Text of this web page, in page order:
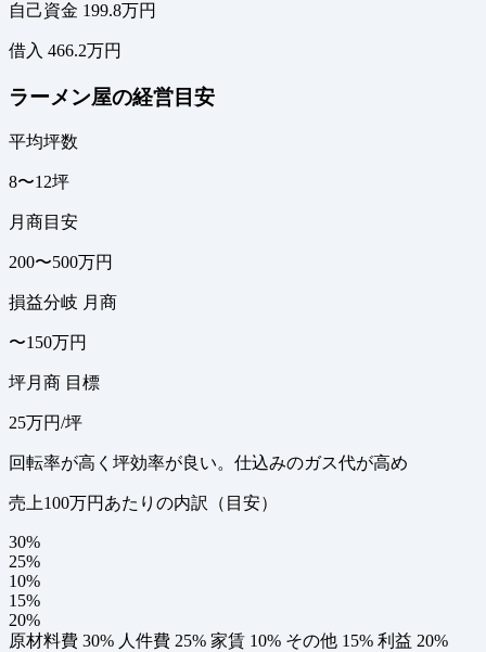
自己資金 199.8万円
借入 466.2万円
ラーメン屋の経営目安
平均坪数
8〜12坪
月商目安
200〜500万円
損益分岐 月商
〜150万円
坪月商 目標
25万円/坪
回転率が高く坪効率が良い。仕込みのガス代が高め
売上100万円あたりの内訳（目安）
30%
25%
10%
15%
20%
原材料費 30% 人件費 25% 家賃 10% その他 15% 利益 20%